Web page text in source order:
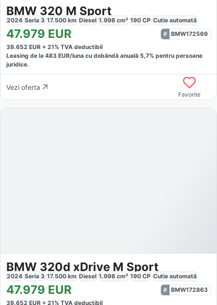
BMW 320 M Sport
2024 Seria 3 17.500 km Diesel 1.998 cm³ 190 CP Cutie automată
47.979 EUR
BMW172569
39.652 EUR + 21% TVA deductibil
Leasing de la 483 EUR/luna cu dobăndă anuală 5,7% pentru persoane
juridice.
Vezi oferta
Favorite
BMW 320d xDrive M Sport
2024 Seria 3 17.500 km Diesel 1.998 cm³ 190 CP Cutie automată
47.979 EUR
BMW172863
39.652 EUR + 21% TVA deductibil